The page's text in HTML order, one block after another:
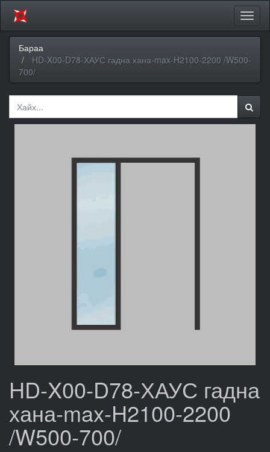
Бараа
HD-X00-D78-ХАУС гадна хана-max-H2100-2200 /W500-
700/
HD-X00-D78-ХАУС гадна
хана-max-H2100-2200
/W500-700/